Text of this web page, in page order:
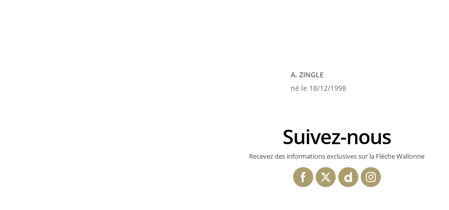
A. ZINGLE
né le 18/12/1998
Suivez-nous
Recevez des informations exclusives sur la Flèche Wallonne